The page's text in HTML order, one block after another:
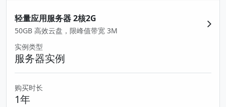
轻量应用服务器 2核2G
50GB 高效云盘，限峰值带宽 3M
实例类型
服务器实例
购买时长
1年